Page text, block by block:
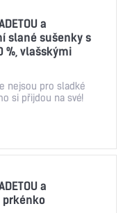
a
slané sušenky s
%, vlašskými
nejsou pro sladké
si přijdou na své!
a
prkénko